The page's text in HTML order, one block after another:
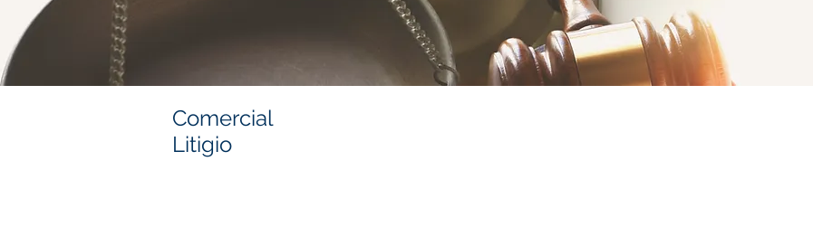
Comercial
Litigio